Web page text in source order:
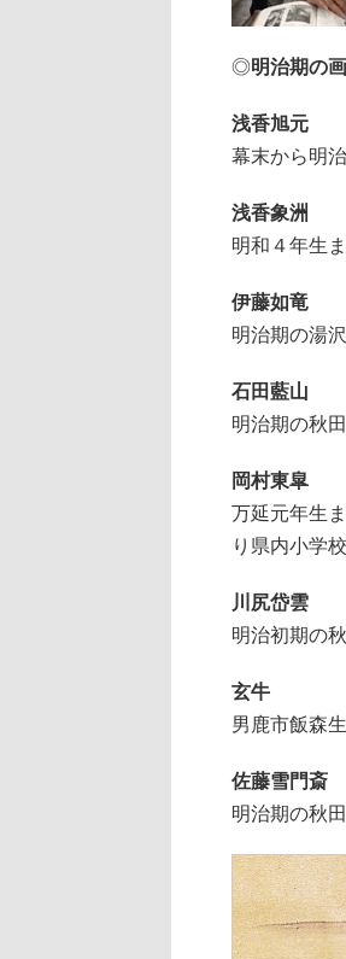
◎明治期の
浅香旭元
幕末から明
浅香象洲
明和４年生
伊藤如竜
明治期の湯
石田藍山
明治期の秋
岡村東皐
万延元年生
り県内小学
川尻岱雲
明治初期の
玄牛
男鹿市飯森
佐藤雪門斎
明治期の秋